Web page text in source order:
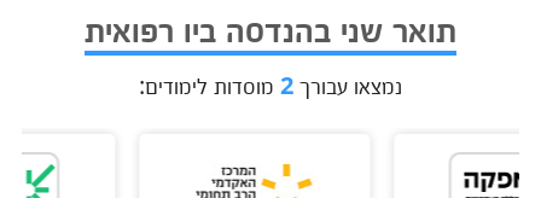
תואר שני בהנדסה ביו רפואית
נמצאו עבורך2 מוסדות לימודים: